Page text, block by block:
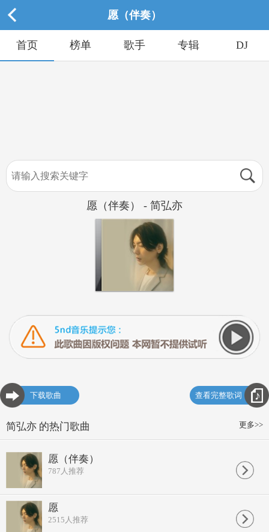
愿（伴奏）
首页 榜单 歌手 专辑 DJ
愿（伴奏） - 简弘亦
下载歌曲 查看完整歌词
更多>>
简弘亦 的热门歌曲
愿（伴奏）
787 人推荐
愿
2515 人推荐